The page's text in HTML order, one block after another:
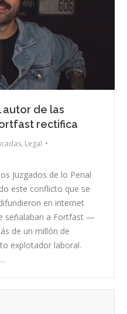
autor de las
rectifica
, Legal
Juzgados de lo Penal
este conflicto que se
en internet
señalaban a Fortfast —
de un millón de
explotador laboral.